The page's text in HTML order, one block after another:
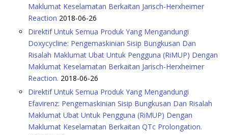
Maklumat Keselamatan Berkaitan Jarisch-Herxheimer
Reaction 2018-06-26
Direktif Untuk Semua Produk Yang Mengandungi
Doxycycline: Pengemaskinian Sisip Bungkusan Dan
Risalah Maklumat Ubat Untuk Pengguna (RiMUP) Dengan
Maklumat Keselamatan Berkaitan Jarisch-Herxheimer
Reaction. 2018-06-26
Direktif Untuk Semua Produk Yang Mengandungi
Efavirenz: Pengemaskinian Sisip Bungkusan Dan Risalah
Maklumat Ubat Untuk Pengguna (RiMUP) Dengan
Maklumat Keselamatan Berkaitan QTc Prolongation.